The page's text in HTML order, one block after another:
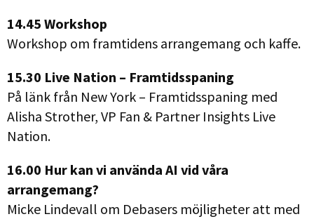
14.45 Workshop
Workshop om framtidens arrangemang och kaffe.
15.30 Live Nation – Framtidsspaning
På länk från New York – Framtidsspaning med
Alisha Strother, VP Fan & Partner Insights Live
Nation.
16.00 Hur kan vi använda AI vid våra
arrangemang?
Micke Lindevall om Debasers möjligheter att med